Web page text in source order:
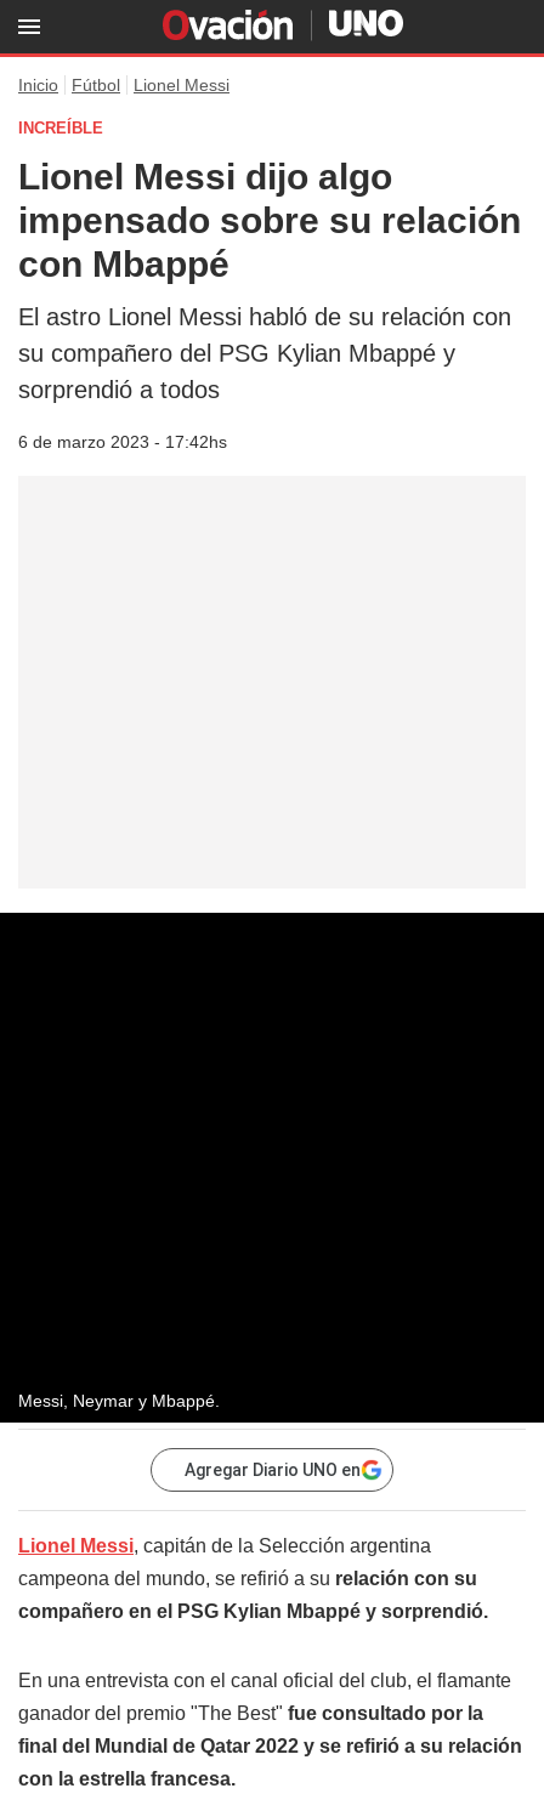
Inicio Fútbol Lionel Messi
INCREÍBLE
Lionel Messi dijo algo
impensado sobre su relación
con Mbappé
El astro Lionel Messi habló de su relación con
su compañero del PSG Kylian Mbappé y
sorprendió a todos
6 de marzo 2023 - 17:42hs
Messi, Neymar y Mbappé.
Agregar Diario UNO en
Lionel Messi, capitán de la Selección argentina
campeona del mundo, se refirió a su relación con su
compañero en el PSG Kylian Mbappé y sorprendió.
En una entrevista con el canal oficial del club, el flamante
ganador del premio "The Best" fue consultado por la
final del Mundial de Qatar 2022 y se refirió a su relación
con la estrella francesa.